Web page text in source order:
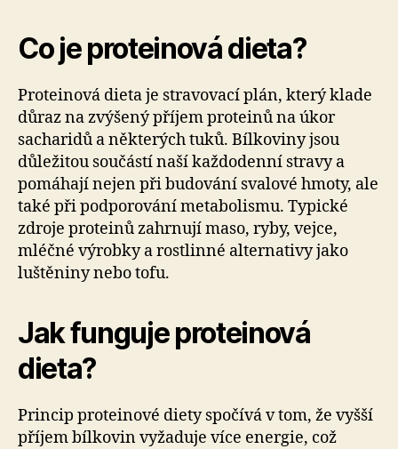
Co je proteinová dieta?
Proteinová dieta je stravovací plán, který klade
důraz na zvýšený příjem proteinů na úkor
sacharidů a některých tuků. Bílkoviny jsou
důležitou součástí naší každodenní stravy a
pomáhají nejen při budování svalové hmoty, ale
také při podporování metabolismu. Typické
zdroje proteinů zahrnují maso, ryby, vejce,
mléčné výrobky a rostlinné alternativy jako
luštěniny nebo tofu.
Jak funguje proteinová
dieta?
Princip proteinové diety spočívá v tom, že vyšší
příjem bílkovin vyžaduje více energie, což